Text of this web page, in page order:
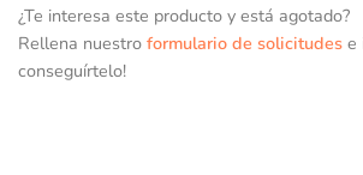
¿Te interesa este producto y está agotado?
Rellena nuestro formulario de solicitudes e
conseguírtelo!